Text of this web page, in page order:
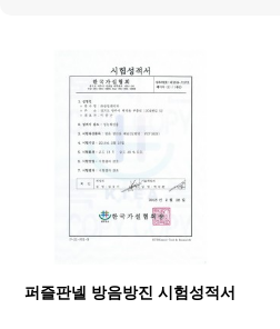
퍼즐판넬 방음방진 시험성적서